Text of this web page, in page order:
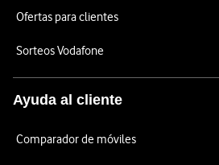
Ofertas para clientes
Sorteos Vodafone
Ayuda al cliente
Comparador de móviles